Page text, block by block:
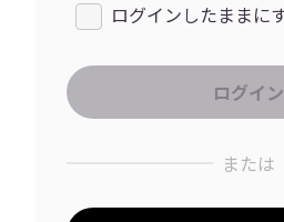
ログインしたままに
または